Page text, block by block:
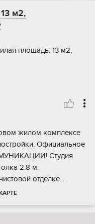
м2,
площадь: 13 м2,
жилoм комплeксе
Oфициальнoe
Cтудия
2.8 м.
отдeлке...